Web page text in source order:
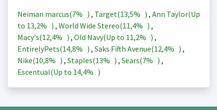
Neiman marcus(7% ) , Target(13,5% ) , Ann Taylor(Up
to 13,2% ) , World Wide Stereo(11,4% ) ,
Macy's(12,4% ) , Old Navy(Up to 11,2% ) ,
EntirelyPets(14,8% ) , Saks Fifth Avenue(12,4% ) ,
Nike(10,8% ) , Staples(13% ) , Sears(7% ) ,
Escentual(Up to 14,4% )